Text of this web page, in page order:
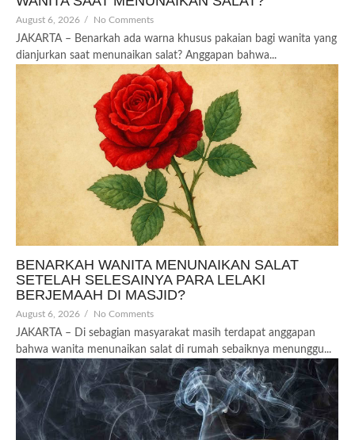
August 6, 2026 / No Comments
JAKARTA – Benarkah ada warna khusus pakaian bagi wanita yang
dianjurkan saat menunaikan salat? Anggapan bahwa...
BENARKAH WANITA MENUNAIKAN SALAT
SETELAH SELESAINYA PARA LELAKI
BERJEMAAH DI MASJID?
August 6, 2026 / No Comments
JAKARTA – Di sebagian masyarakat masih terdapat anggapan
bahwa wanita menunaikan salat di rumah sebaiknya menunggu...